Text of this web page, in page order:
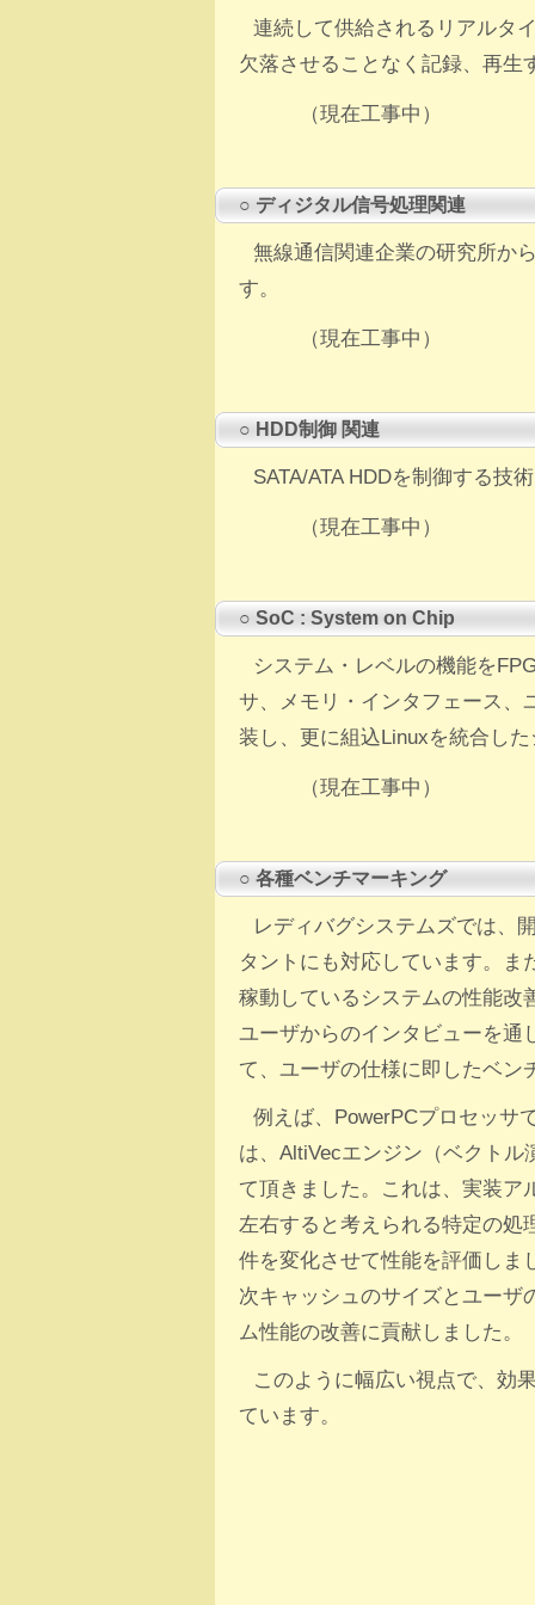
連続して供給されるリアルタ
欠落させることなく記録、再生
（現在工事中）
○ ディジタル信号処理関連
無線通信関連企業の研究所か
す。
（現在工事中）
○ HDD制御 関連
SATA/ATA HDDを制御する技
（現在工事中）
○ SoC : System on Chip
システム・レベルの機能を
サ、メモリ・インタフェース、
装し、更に組込Linuxを統合し
（現在工事中）
○ 各種ベンチマーキング
レディバグシステムズでは、
タントにも対応しています。ま
稼動しているシステムの性能改
ユーザからのインタビューを通
て、ユーザの仕様に即したベン
例えば、PowerPCプロセッサ
は、AltiVecエンジン（ベクト
て頂きました。これは、実装ア
左右すると考えられる特定の処
件を変化させて性能を評価しま
次キャッシュのサイズとユーザ
ム性能の改善に貢献しました。
このように幅広い視点で、効
ています。